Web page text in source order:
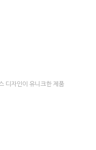
디자인이 유니크한 제품